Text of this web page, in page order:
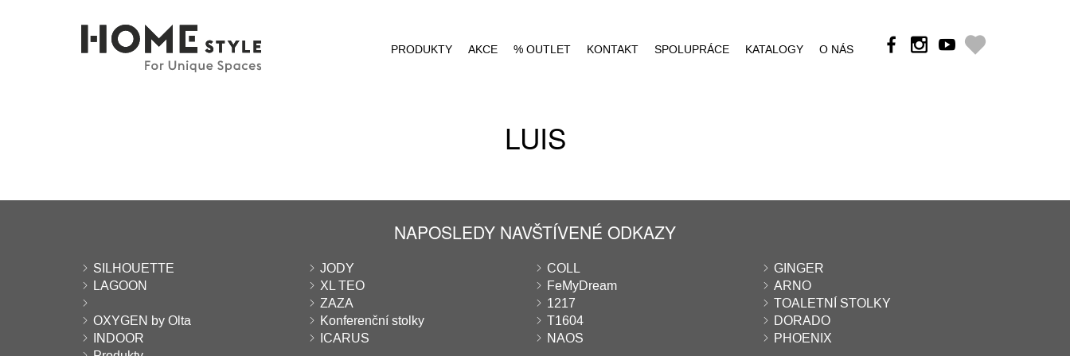
PRODUKTY AKCE % OUTLET KONTAKT SPOLUPRÁCE KATALOGY O NÁS
LUIS
NAPOSLEDY NAVŠTÍVENÉ ODKAZY
SILHOUETTE JODY COLL
GINGER
LAGOON
XL TEO FeMyDream
ARNO
ZAZA
1217
TOALETNÍ STOLKY
OXYGEN by Olta
Konferenční stolky T1604
DORADO
INDOOR
ICARUS NAOS
PHOENIX